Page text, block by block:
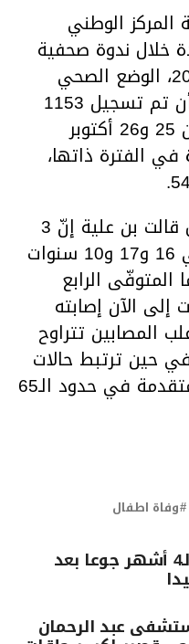
الوطني
خلال ندوة صحفية
اليوم الأربعاء 28 أكتوبر 2020، الوضع الصحي
الحالي بـ”الخطير جدا”، بعد أن تم تسجيل 1153
حالة وفاة منها 52 حالة بين 25 و26 أكتوبر
مؤكّدة في الفترة ذاتها،
وفيما يخص وفيات الأطفال قالت بن علية إنّ 3
منهم أعمارهم على التوالي 16 و17 و10 سنوات
المتوفّى الرابع
لم يثبت إلى الآن إصابته
المصابين تتراوح
35 و55 سنة في حين ترتبط حالات
الوفاة بالشرائح العمرية المتقدمة في حدود الـ65
وفاة اطفال
في جريمة بشعة.. وفاة رضيع الـ4 أشهر جوعا بعد
عبد الرحمان